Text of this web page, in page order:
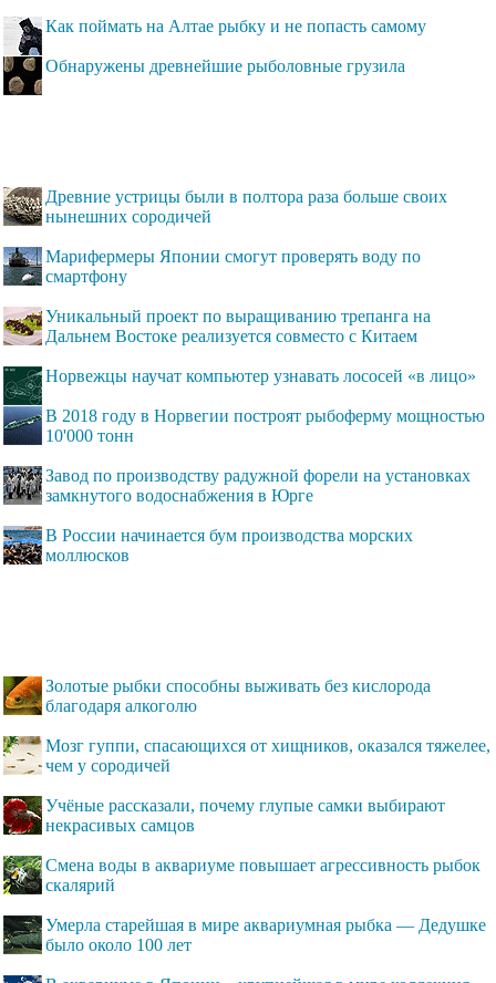
Как поймать на Алтае рыбку и не попасть самому
Обнаружены древнейшие рыболовные грузила
Древние устрицы были в полтора раза больше своих
нынешних сородичей
Марифермеры Японии смогут проверять воду по
смартфону
Уникальный проект по выращиванию трепанга на
Дальнем Востоке реализуется совместо с Китаем
Норвежцы научат компьютер узнавать лососей «в лицо»
В 2018 году в Норвегии построят рыбоферму мощностью
10'000 тонн
Завод по производству радужной форели на установках
замкнутого водоснабжения в Юрге
В России начинается бум производства морских
моллюсков
Золотые рыбки способны выживать без кислорода
благодаря алкоголю
Мозг гуппи, спасающихся от хищников, оказался тяжелее,
чем у сородичей
Учёные рассказали, почему глупые самки выбирают
некрасивых самцов
Смена воды в аквариуме повышает агрессивность рыбок
скалярий
Умерла старейшая в мире аквариумная рыбка — Дедушке
было около 100 лет